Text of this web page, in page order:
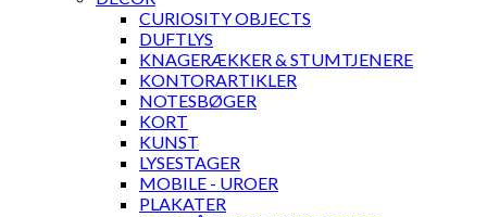
CURIOSITY OBJECTS
DUFTLYS
KNAGERÆKKER & STUMTJENERE
KONTORARTIKLER
NOTESBØGER
KORT
KUNST
LYSESTAGER
MOBILE - UROER
PLAKATER